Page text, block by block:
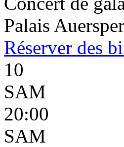
Palais
Réserver des
10
SAM
20:00
SAM